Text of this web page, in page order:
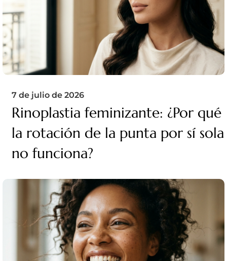
7 de julio de 2026
Rinoplastia feminizante: ¿Por qué
la rotación de la punta por sí sola
no funciona?